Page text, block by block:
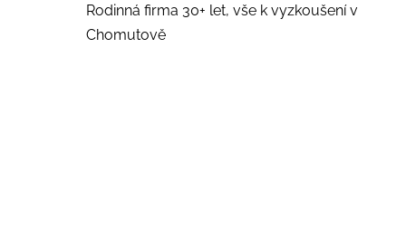
Rodinná firma 30+ let, vše k vyzkoušení v
Chomutově